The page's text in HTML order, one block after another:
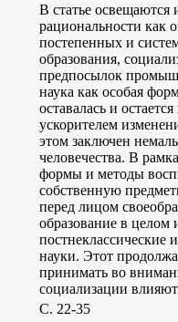
В статье освещаются
рациональности как
постепенных и
образования,
предпосылок
наука как особая
оставалась и
ускорителем
этом заключен
человечества. В
формы и методы
собственную
перед лицом
образование в целом
постнеклассические
науки. Этот
принимать во
социализации
C. 22-35